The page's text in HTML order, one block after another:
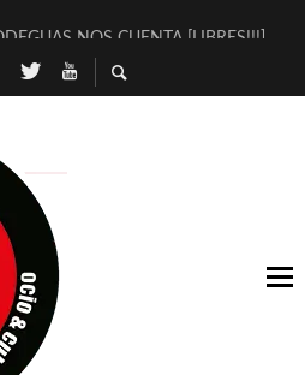
NOS CUENTA [LIBRES!!!]
DE SANDRA MONFORT
DEL DIRECTOR TEATRAL CLAUDIO
DE LA KATARSIS DEL TOMATAZO
JUDÍAS EN #EXVITA
[BITÁCORA 3.0] EN EXVITA
EN EXVITA [RELATIVA